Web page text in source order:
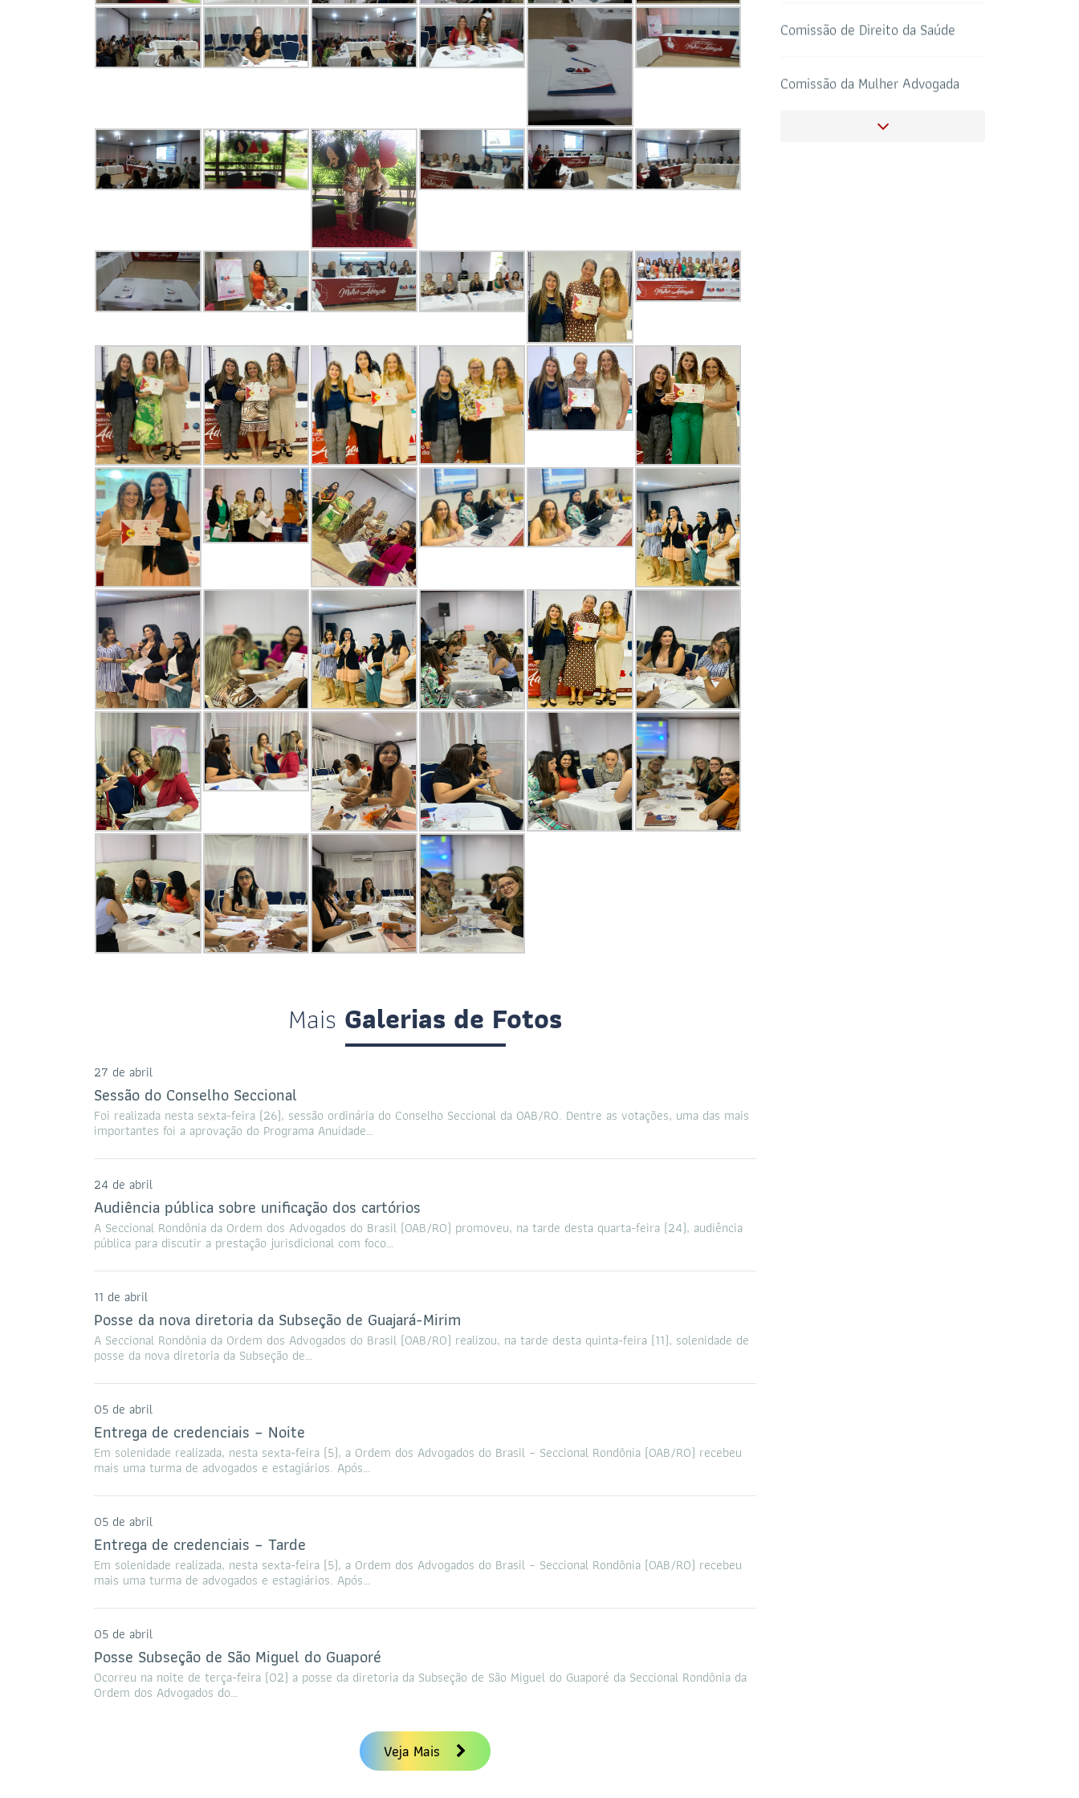
Mais Galerias de Fotos
27 de abril
Sessão do Conselho Seccional
Foi realizada nesta sexta-feira (26), sessão ordinária do Conselho Seccional da OAB/RO. Dentre as votações, uma das mais
importantes foi a aprovação do Programa Anuidade…
24 de abril
Audiência pública sobre unificação dos cartórios
A Seccional Rondônia da Ordem dos Advogados do Brasil (OAB/RO) promoveu, na tarde desta quarta-feira (24), audiência
pública para discutir a prestação jurisdicional com foco…
11 de abril
Posse da nova diretoria da Subseção de Guajará-Mirim
A Seccional Rondônia da Ordem dos Advogados do Brasil (OAB/RO) realizou, na tarde desta quinta-feira (11), solenidade de
posse da nova diretoria da Subseção de…
05 de abril
Entrega de credenciais – Noite
Em solenidade realizada, nesta sexta-feira (5), a Ordem dos Advogados do Brasil – Seccional Rondônia (OAB/RO) recebeu
mais uma turma de advogados e estagiários. Após…
05 de abril
Entrega de credenciais – Tarde
Em solenidade realizada, nesta sexta-feira (5), a Ordem dos Advogados do Brasil – Seccional Rondônia (OAB/RO) recebeu
mais uma turma de advogados e estagiários. Após…
05 de abril
Posse Subseção de São Miguel do Guaporé
Ocorreu na noite de terça-feira (02) a posse da diretoria da Subseção de São Miguel do Guaporé da Seccional Rondônia da
Ordem dos Advogados do…
Veja Mais
CORONAVIRUS AO ADVOGADO
Comissão da Mulher Advogada
Comissão de Direito Cooperativo
Comissão de Cultura